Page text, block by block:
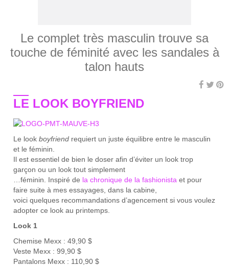
Le complet très masculin trouve sa
touche de féminité avec les sandales à
talon hauts
LE LOOK BOYFRIEND
Le look boyfriend requiert un juste équilibre entre le masculin
et le féminin.
Il est essentiel de bien le doser afin d’éviter un look trop
garçon ou un look tout simplement
…féminin. Inspiré de la chronique de la fashionista et pour
faire suite à mes essayages, dans la cabine,
voici quelques recommandations d’agencement si vous voulez
adopter ce look au printemps.
Look 1
Chemise Mexx : 49,90 $
Veste Mexx : 99,90 $
Pantalons Mexx : 110,90 $